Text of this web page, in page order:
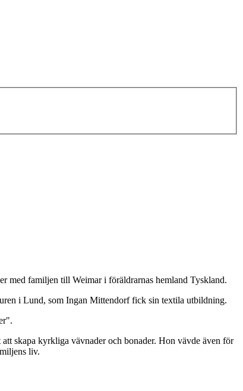
med familjen till Weimar i föräldrarnas hemland Tyskland.
i Lund, som Ingan Mittendorf fick sin textila utbildning.
skapa kyrkliga vävnader och bonader. Hon vävde även för
liv.